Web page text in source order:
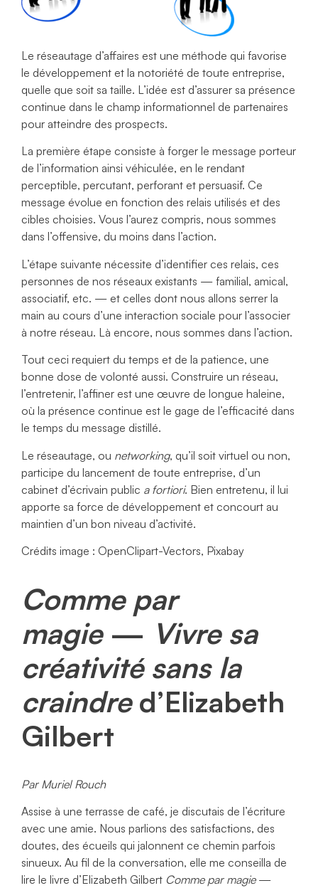
Le réseautage d’affaires est une méthode qui favorise
le développement et la notoriété de toute entreprise,
quelle que soit sa taille. L’idée est d’assurer sa présence
continue dans le champ informationnel de partenaires
pour atteindre des prospects.
La première étape consiste à forger le message porteur
de l’information ainsi véhiculée, en le rendant
perceptible, percutant, perforant et persuasif. Ce
message évolue en fonction des relais utilisés et des
cibles choisies. Vous l’aurez compris, nous sommes
dans l’offensive, du moins dans l’action.
L’étape suivante nécessite d’identifier ces relais, ces
personnes de nos réseaux existants — familial, amical,
associatif, etc. — et celles dont nous allons serrer la
main au cours d’une interaction sociale pour l’associer
à notre réseau. Là encore, nous sommes dans l’action.
Tout ceci requiert du temps et de la patience, une
bonne dose de volonté aussi. Construire un réseau,
l’entretenir, l’affiner est une œuvre de longue haleine,
où la présence continue est le gage de l’efficacité dans
le temps du message distillé.
Le réseautage, ou networking, qu’il soit virtuel ou non,
participe du lancement de toute entreprise, d’un
cabinet d’écrivain public a fortiori. Bien entretenu, il lui
apporte sa force de développement et concourt au
maintien d’un bon niveau d’activité.
Crédits image : OpenClipart-Vectors, Pixabay
Comme par
magie— Vivre sa
créativité sans la
craindre d’Elizabeth
Gilbert
Par Muriel Rouch
Assise à une terrasse de café, je discutais de l’écriture
avec une amie. Nous parlions des satisfactions, des
doutes, des écueils qui jalonnent ce chemin parfois
sinueux. Au fil de la conversation, elle me conseilla de
lire le livre d’Elizabeth Gilbert Comme par magie—